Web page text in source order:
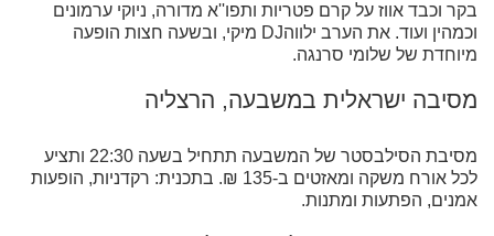
בקר וכבד אווז על קרם פטריות ותפו''א מדורה, ניוקי ערמונים
וכמהין ועוד. את הערב ילווהDJ מיקי, ובשעה חצות הופעה
מיוחדת של שלומי סרנגה.
מסיבה ישראלית במשבעה, הרצליה
מסיבת הסילבסטר של המשבעה תתחיל בשעה 22:30 ותציע
לכל אורח משקה ומאזטים ב-135 ₪. בתכנית: רקדניות, הופעות
אמנים, הפתעות ומתנות.